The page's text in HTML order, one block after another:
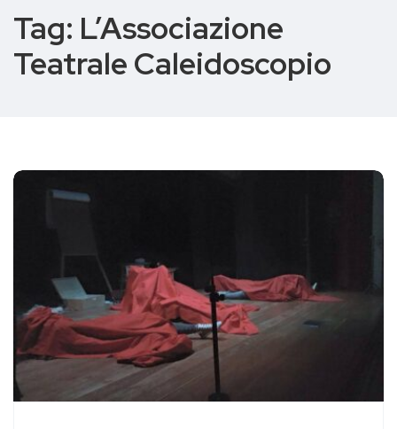
Tag: L’Associazione
Teatrale Caleidoscopio